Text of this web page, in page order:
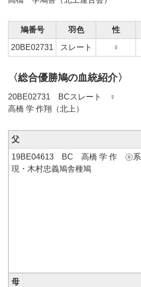
鳩番号 羽色 性
20BE02731 スレート ♀
〈総合優勝鳩の血統紹介〉
20BE02731 BCスレート ♀
高橋 学 作翔（北上）
父
19BE04613 BC 高橋 学 作 ㋖系
現・木村忠義鳩舎種鳩
母